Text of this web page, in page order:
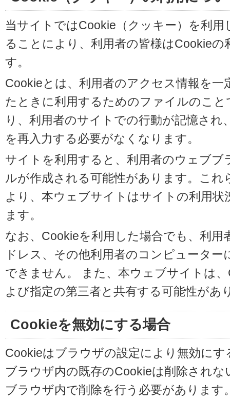
当サイトではCookie（クッキー）を利
ることにより、利用者の皆様はCookie
す。
Cookieとは、利用者のアクセス情報を
たときに利用するためのファイルのこ
り、利用者のサイトでの行動が記憶さ
を再入力する必要がなくなります。
サイトを利用すると、利用者のウェブ
ルが作成される可能性があります。こ
より、本ウェブサイトはサイトの利用
ます。
なお、Cookieを利用した場合でも、利用
ドレス、その他利用者のコンピュータ
できません。 また、本ウェブサイトは
よび指定の第三者と共有する可能性があ
Cookieを無効にする場合
Cookieはブラウザの設定により無効に
ブラウザ内の既存のCookieは削除され
ブラウザ内で削除を行う必要があります